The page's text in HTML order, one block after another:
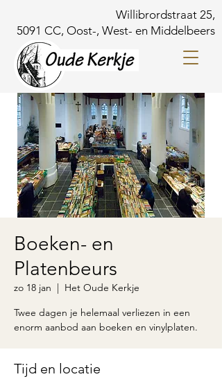
Willibrordstraat 25,
5091 CC, Oost-, West- en Middelbeers
Boeken- en
Platenbeurs
zo 18 jan
  |
Het Oude Kerkje
Twee dagen je helemaal verliezen in een
enorm aanbod aan boeken en vinylplaten.
Tijd en locatie